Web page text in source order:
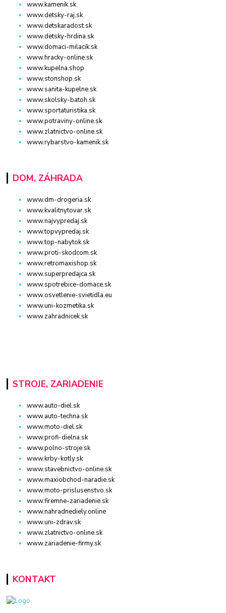
www.kamenik.sk
www.detsky-raj.sk
www.detskaradost.sk
www.detsky-hrdina.sk
www.domaci-milacik.sk
www.hracky-online.sk
www.kupelna.shop
www.stonshop.sk
www.sanita-kupelne.sk
www.skolsky-batoh.sk
www.sportaturistika.sk
www.potraviny-online.sk
www.zlatnictvo-online.sk
www.rybarstvo-kamenik.sk
DOM, ZÁHRADA
www.dm-drogeria.sk
www.kvalitnytovar.sk
www.najvypredaj.sk
www.topvypredaj.sk
www.top-nabytok.sk
www.proti-skodcom.sk
www.retromaxishop.sk
www.superpredajca.sk
www.spotrebice-domace.sk
www.osvetlenie-svietidla.eu
www.uni-kozmetika.sk
www.zahradnicek.sk
STROJE, ZARIADENIE
www.auto-diel.sk
www.auto-techna.sk
www.moto-diel.sk
www.profi-dielna.sk
www.polno-stroje.sk
www.krby-kotly.sk
www.stavebnictvo-online.sk
www.maxiobchod-naradie.sk
www.moto-prislusenstvo.sk
www.firemne-zariadenie.sk
www.nahradnediely.online
www.uni-zdrav.sk
www.zlatnictvo-online.sk
www.zariadenie-firmy.sk
KONTAKT